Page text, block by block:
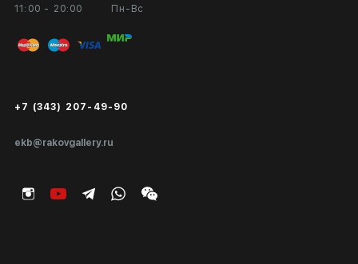
11:00 - 20:00
Пн-Вс
ekb@rakovgallery.ru
+7 (343) 207-49-90
Публичная оферта
Экспертиза/Вывоз за границу
Подарочные сертификаты